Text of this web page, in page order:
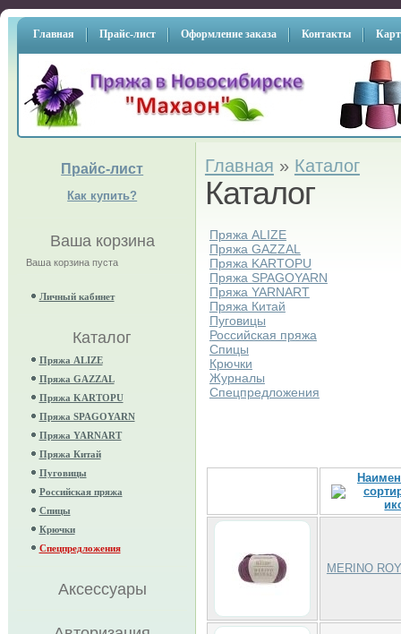
Главная Прайс-лист Оформление заказа Контакты
Прайс-лист
Как купить?
Ваша корзина
Ваша корзина пуста
Личный кабинет
Каталог
Пряжа ALIZE
Пряжа GAZZAL
Пряжа KARTOPU
Пряжа SPAGOYARN
Пряжа YARNART
Пряжа Китай
Пуговицы
Российская пряжа
Спицы
Крючки
Спецпредложения
Аксессуары
Главная » Каталог
Каталог
Пряжа ALIZE
Пряжа GAZZAL
Пряжа KARTOPU
Пряжа SPAGOYARN
Пряжа YARNART
Пряжа Китай
Пуговицы
Российская пряжа
Спицы
Крючки
Журналы
Спецпредложения
MERINO